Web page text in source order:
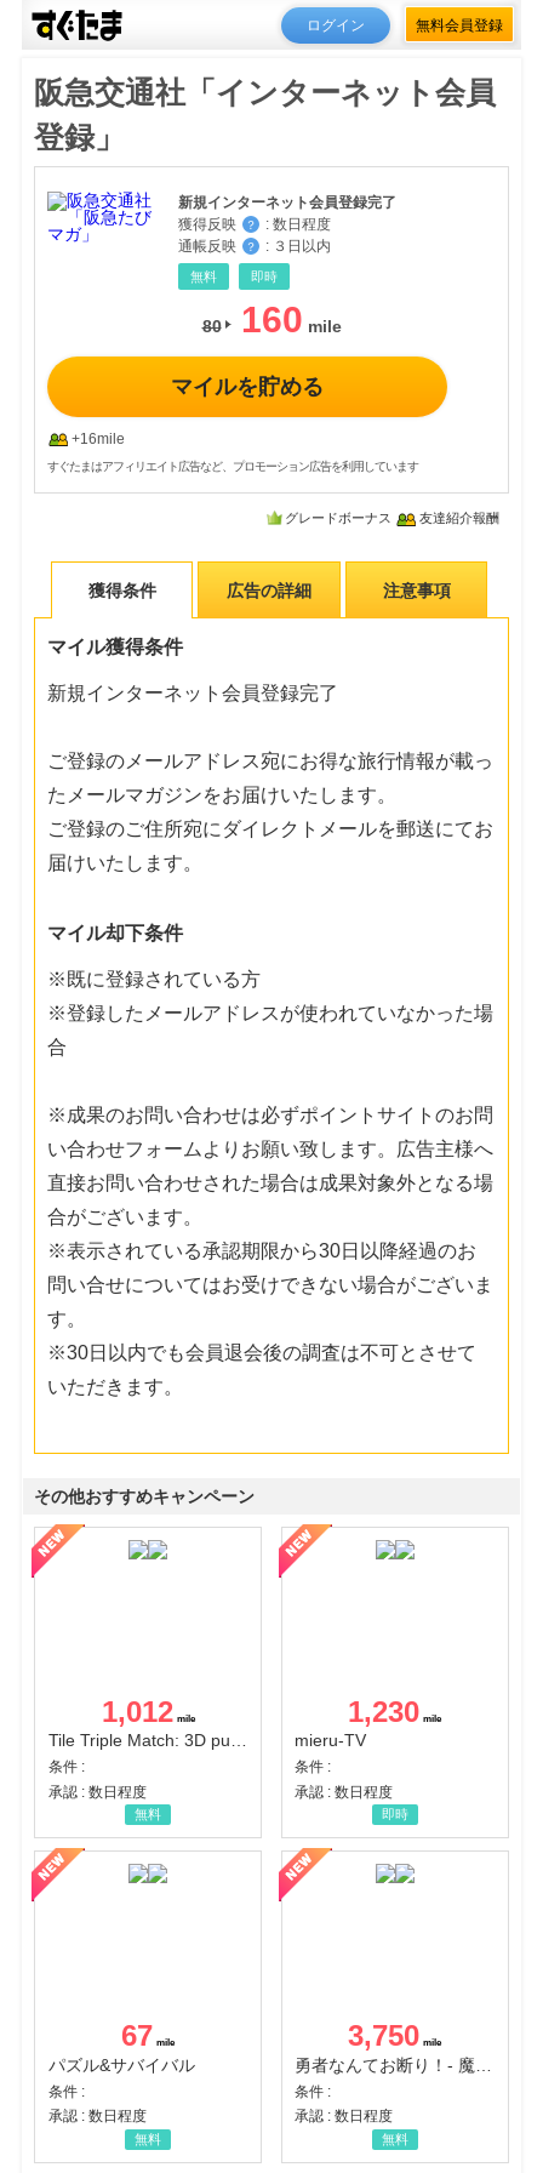
ログイン 無料会員登録
阪急交通社「インターネット会員
登録」
新規インターネット会員登録完了
獲得反映
？ : 数日程度
通帳反映
？ : ３日以内
無料 即時
80 160
マイルを貯める
+16mile
すぐたまはアフィリエイト広告など、プロモーション広告を利用しています
グレードボーナス 友達紹介報酬
獲得条件 広告の詳細 注意事項
マイル獲得条件
新規インターネット会員登録完了
ご登録のメールアドレス宛にお得な旅行情報が載っ
たメールマガジンをお届けいたします。
ご登録のご住所宛にダイレクトメールを郵送にてお
届けいたします。
マイル却下条件
※既に登録されている方
※登録したメールアドレスが使われていなかった場
合
※成果のお問い合わせは必ずポイントサイトのお問
い合わせフォームよりお願い致します。広告主様へ
直接お問い合わせされた場合は成果対象外となる場
合がございます。
※表示されている承認期限から30日以降経過のお
問い合せについてはお受けできない場合がございま
す。
※30日以内でも会員退会後の調査は不可とさせて
いただきます。
その他おすすめキャンペーン
1,012
Tile Triple Match: 3D puzzle
条件 :
承認 : 数日程度
無料
1,230
mieru-TV
条件 :
承認 : 数日程度
即時
67
パズル&サバイバル
条件 :
承認 : 数日程度
無料
3,750
条件 :
承認 : 数日程度
無料